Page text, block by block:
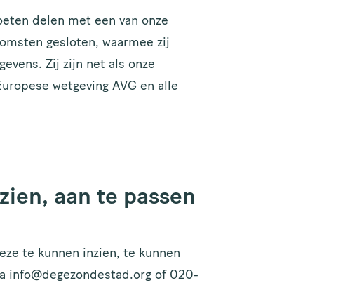
delen met een van onze
gesloten, waarmee zij
Zij zijn net als onze
wetgeving AVG en alle
aan te passen
te kunnen inzien, te kunnen
info@degezondestad.org of 020-